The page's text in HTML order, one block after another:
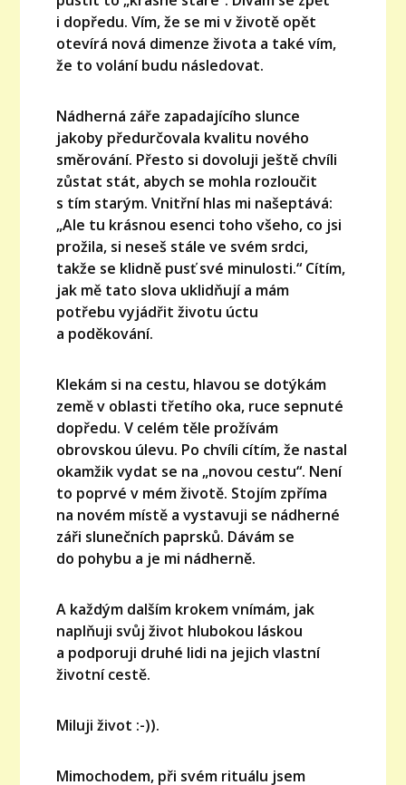
i dopředu. Vím, že se mi v životě opět
otevírá nová dimenze života a také vím,
že to volání budu následovat.
Nádherná záře zapadajícího slunce
jakoby předurčovala kvalitu nového
směrování. Přesto si dovoluji ještě chvíli
zůstat stát, abych se mohla rozloučit
s tím starým. Vnitřní hlas mi našeptává:
„Ale tu krásnou esenci toho všeho, co jsi
prožila, si neseš stále ve svém srdci,
takže se klidně pusť své minulosti.“ Cítím,
jak mě tato slova uklidňují a mám
potřebu vyjádřit životu úctu
a poděkování.
Klekám si na cestu, hlavou se dotýkám
země v oblasti třetího oka, ruce sepnuté
dopředu. V celém těle prožívám
obrovskou úlevu. Po chvíli cítím, že nastal
okamžik vydat se na „novou cestu“. Není
to poprvé v mém životě. Stojím zpříma
na novém místě a vystavuji se nádherné
záři slunečních paprsků. Dávám se
do pohybu a je mi nádherně.
A každým dalším krokem vnímám, jak
naplňuji svůj život hlubokou láskou
a podporuji druhé lidi na jejich vlastní
životní cestě.
Miluji život :-)).
Mimochodem, při svém rituálu jsem